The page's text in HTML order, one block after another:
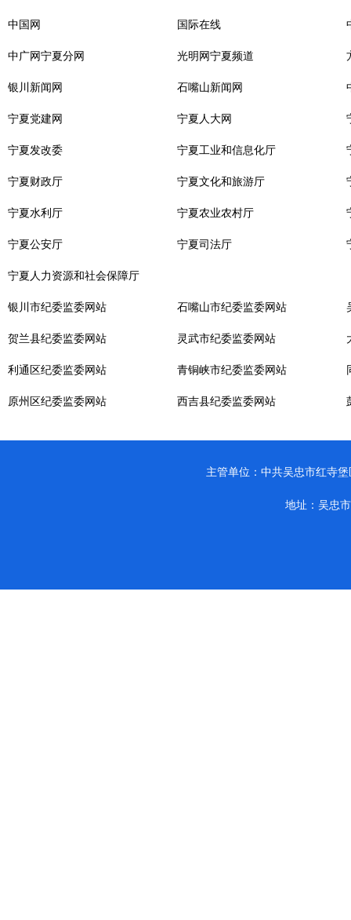
中国网 国际在线
中广网宁夏分网 光明网宁夏频道
银川新闻网 石嘴山新闻网
宁夏党建网 宁夏人大网
宁夏发改委 宁夏工业和信息化厅
宁夏财政厅 宁夏文化和旅游厅
宁夏水利厅 宁夏农业农村厅
宁夏公安厅 宁夏司法厅
宁夏人力资源和社会保障厅
银川市纪委监委网站 石嘴山市纪委监委网站
贺兰县纪委监委网站 灵武市纪委监委网站
利通区纪委监委网站 青铜峡市纪委监委网站
原州区纪委监委网站 西吉县纪委监委网站
主管单位：中共吴忠市红寺
地址：吴忠